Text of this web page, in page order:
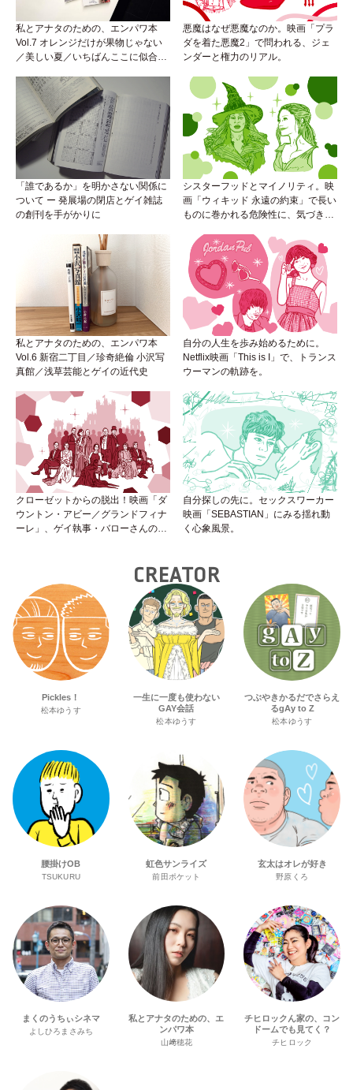
私とアナタのための、エンパワ本
Vol.7 オレンジだけが果物じゃない
／美しい夏／いちばんここに似合う
悪魔はなぜ悪魔なのか。映画「プラ
ダを着た悪魔2」で問われる、ジェ
ンダーと権力のリアル。
「誰であるか」を明かさない関係に
ついて ー 発展場の閉店とゲイ雑誌
の創刊を手がかりに
シスターフッドとマイノリティ。映
画「ウィキッド 永遠の約束」で長い
ものに巻かれる危険性に、気づき
私とアナタのための、エンパワ本
Vol.6 新宿二丁目／珍奇絶倫 小沢写
真館／浅草芸能とゲイの近代史
自分の人生を歩み始めるために。
Netflix映画「This is I」で、トランス
ウーマンの軌跡を。
クローゼットからの脱出！映画「ダ
ウントン・アビー／グランドフィナ
ーレ」、ゲイ執事・バローさんの成
自分探しの先に。セックスワーカー
映画「SEBASTIAN」にみる揺れ動
く心象風景。
CREATOR
Pickles！
松本ゆうす
一生に一度も使わない
GAY会話
松本ゆうす
つぶやきかるだでさらえ
るgAy to Z
松本ゆうす
腰掛けOB
TSUKURU
虹色サンライズ
前田ポケット
玄太はオレが好き
野原くろ
まくのうちぃシネマ
よしひろまさみち
私とアナタのための、エ
ンパワ本
山﨑穂花
チヒロックん家の、コン
ドームでも見てく？
チヒロック